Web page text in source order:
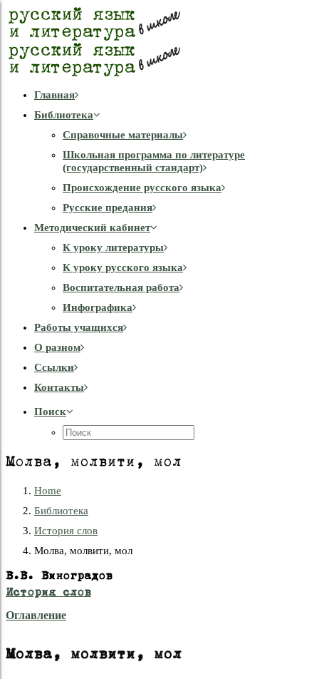
Главная
Библиотека
Справочные материалы
Школьная программа по литературе
(государственный стандарт)
Происхождение русского языка
Русские предания
Методический кабинет
К уроку литературы
К уроку русского языка
Воспитательная работа
Инфографика
Работы учащихся
О разном
Cсылки
Контакты
Поиск
Молва, молвити, мол
Home
Библиотека
История слов
Молва, молвити, мол
В.В. Виноградов
История слов
Оглавление
Молва, молвити, мол